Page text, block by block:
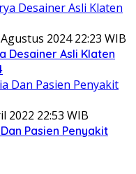
2024 22:23 WIB
Desainer Asli Klaten
2022 22:53 WIB
Pasien Penyakit